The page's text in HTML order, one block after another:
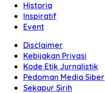
Historia
Inspiratif
Event
Disclaimer
Kebijakan Privasi
Kode Etik Jurnalistik
Pedoman Media Siber
Sekapur Sirih